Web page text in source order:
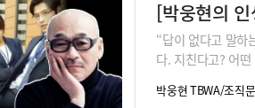
“답이 없다고 말하
다. 지친다고? 어
일 들 때가 있을 것
박웅현 TBWA/조직